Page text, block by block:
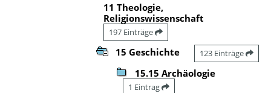
11 Theologie,
Religionswissenschaft
197 Einträge
15 Geschichte 123 Einträge
15.15 Archäologie
1 Eintrag